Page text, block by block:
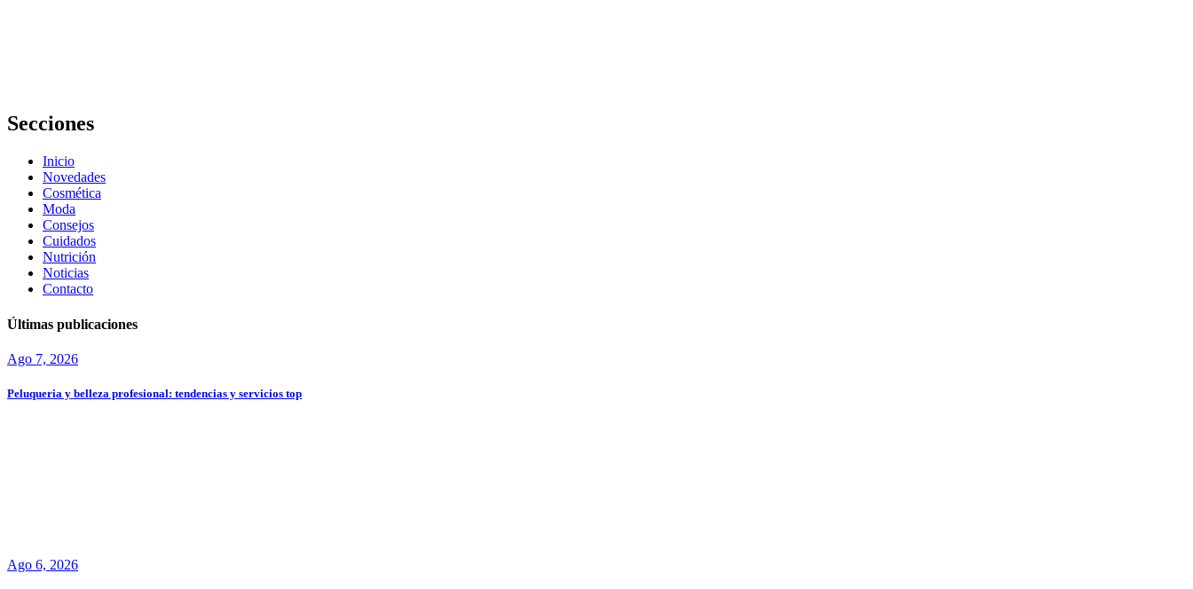
Secciones
Inicio
Novedades
Cosmética
Moda
Consejos
Cuidados
Nutrición
Noticias
Contacto
Últimas publicaciones
Ago 7, 2026
Peluqueria y belleza profesional: tendencias y servicios top
Ago 6, 2026